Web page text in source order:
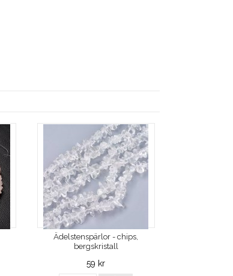
Ädelstenspärlor - chips,
bergskristall
59 kr